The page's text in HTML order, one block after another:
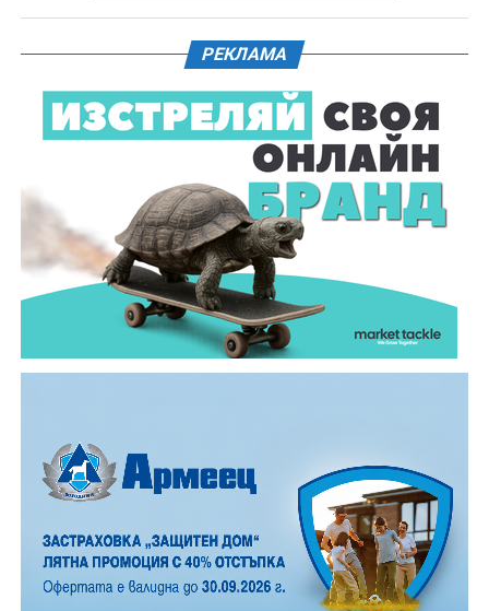
И двете вечери ще продължи инициативата „Книга
за книга“ – всеки може да донесе книга от личната
си библиотека и да вземе друга. Целта е обмен на
заглавия, впечатления и приятен разговор за
литература.
12 АВГУСТ (сряда)
19:00ч. „Книга за книга“ – донеси книга, вземи си
друга, обсъди заглавия и автори с други читатели
20:00ч. Концерт на група МОЛЕЦ, GoGo,
Zov&Vakavliev, Toria
21:30ч. Коктейли и музика
дни Земята преминава през шлейф от частици,
оставени от кометата 109P/Swift-Tuttle.
Тези частици изгарят в атмосферата над нас и
ние ги виждаме като ярки падащи звезди. На тъмно
и високо място могат да бъдат забелязани около 100
падащи звезди на час. На Градище, заради
близостта на града, броят им е значително по-
малък, но все пак много по- голям, отколкото в
обикновена лятна вечер.
РЕКЛАМА